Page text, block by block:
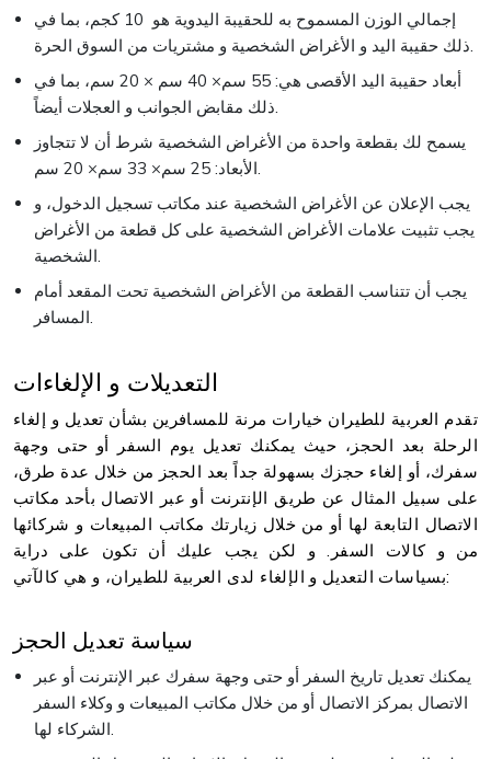
إجمالي الوزن المسموح به للحقيبة اليدوية هو 10 كجم، بما في
أبعاد حقيبة اليد الأقصى هي: 55 سم× 40 سم × 20 سم، بما في
يسمح لك بقطعة واحدة من الأغراض الشخصية شرط أن لا تتجاوز
يجب الإعلان عن الأغراض الشخصية عند مكاتب تسجيل الدخول، و
يجب تثبيت علامات الأغراض الشخصية على كل قطعة من الأغراض
يجب أن تتناسب القطعة من الأغراض الشخصية تحت المقعد أمام
التعديلات و الإلغاءات
تقدم العربية للطيران خيارات مرنة للمسافرين بشأن تعديل و إلغاء
الرحلة بعد الحجز، حيث يمكنك تعديل يوم السفر أو حتى وجهة
سفرك، أو إلغاء حجزك بسهولة جداً بعد الحجز من خلال عدة طرق،
على سبيل المثال عن طريق الإنترنت أو عبر الاتصال بأحد مكاتب
الاتصال التابعة لها أو من خلال زيارتك مكاتب المبيعات و شركائها
من و كالات السفر. و لكن يجب عليك أن تكون على دراية
بسياسات التعديل و الإلغاء لدى العربية للطيران، و هي كالآتي:
سياسة تعديل الحجز
يمكنك تعديل تاريخ السفر أو حتى وجهة سفرك عبر الإنترنت أو عبر
الاتصال بمركز الاتصال أو من خلال مكاتب المبيعات و وكلاء السفر